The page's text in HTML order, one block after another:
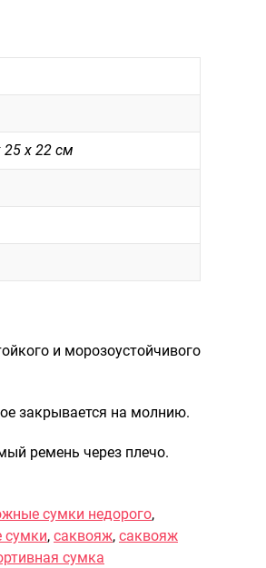
Сумки пляжные
Сумки для ноутбуков
Сумки-рюкзаки на колёсах
Рюкзаки школьные
Ранцы школьные
Рюкзаки туристические
Рюкзаки для охоты-рыбалки
ШОППЕРЫ
Кейсы и планшеты
х 22 см
и морозоустойчивого
закрывается на молнию.
ремень через плечо.
сумки недорого,
сумки, саквояж, саквояж
сумка